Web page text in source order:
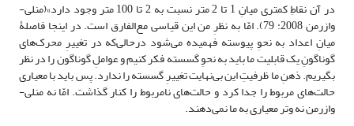
در آن نقاطِ کمتری میانِ 1 تا 2 متر نسبت به 2 تا 100 متر وجود دارد»(منلی-
وازرمن 2008: 79). امّا به نظرِ من این قیاسی مع‌الفارق است. در اینجا فاصلۀ
میانِ اعداد به نحوِ پیوسته فهمیده می‌شود درحالی‌که در تغییرِ محرک‌های
گوناگونِ یک قابلیت ما باید به نحوِ گسسته فکر کنیم و عواملِ گوناگون را در نظر
بگیریم. ذهنِ ما ظرفیتِ این بی‌نهایت تغییرِ گسسته را ندارد. پس باید با معیاری
حالت‌های مربوط را جدا کرد و حالت‌های نامربوط را کنار گذاشت. امّا نه منلی-
وازرمن نه وتر معیاری به ما نمی‌دهند.